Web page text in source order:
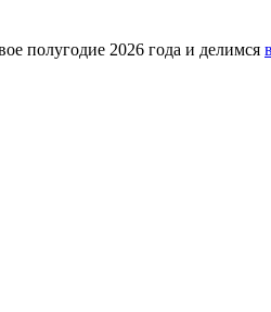
полугодие 2026 года и делимся